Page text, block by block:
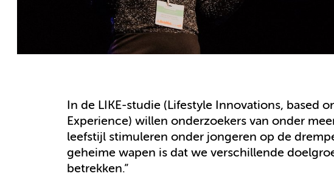
In de LIKE-studie (Lifestyle Innovations, based
Experience) willen onderzoekers van onder
leefstijl stimuleren onder jongeren op de
geheime wapen is dat we verschillende
betrekken.”